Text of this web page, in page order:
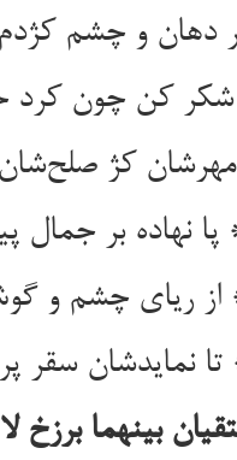
کژ
از ریای چشم و
بينهما برزخ